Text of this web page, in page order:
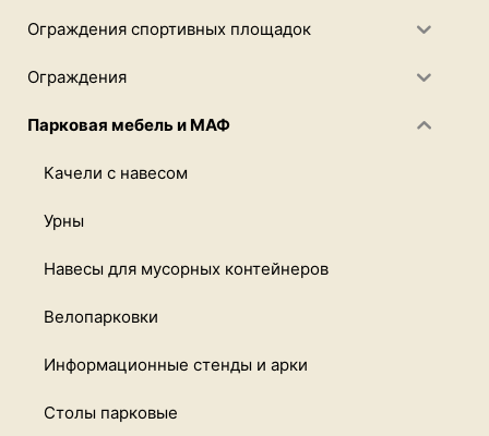
Ограждения спортивных площадок
Ограждения
Парковая мебель и МАФ
Качели с навесом
Урны
Навесы для мусорных контейнеров
Велопарковки
Информационные стенды и арки
Столы парковые